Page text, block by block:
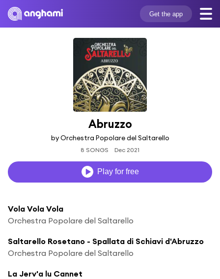
Get the app
Abruzzo
by Orchestra Popolare del Saltarello
8 SONGS Dec 2021
Play for free
Vola Vola Vola
Orchestra Popolare del Saltarello
Saltarello Rosetano - Spallata di Schiavi d'Abruzzo
Orchestra Popolare del Saltarello
La Jerv'a lu Cannet